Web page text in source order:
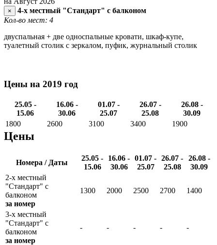
×
4-х местный "Стандарт" с балконом
Кол-во мест: 4
двуспальная + две односпальные кровати, шкаф-купе,
туалетный столик с зеркалом, пуфик, журнальный столик
Цены на 2019 год
25.05 -
15.06
16.06 -
30.06
01.07 -
25.07
26.07 -
25.08
26.08 -
30.09
1800
2600 3100 3400 1900
Цены
Номера / Даты
25.05 -
15.06
16.06 -
30.06
01.07 -
25.07
26.07 -
25.08
26.08 -
30.09
2-х местный
"Стандарт" с
балконом
за номер
1300 2000 2500 2700 1400
3-х местный
"Стандарт" с
балконом
за номер
- - - - -